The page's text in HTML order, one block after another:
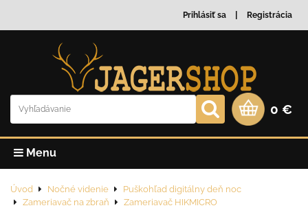
Prihlásiť sa Registrácia
0 €
Menu
Úvod Nočné videnie
Puškohľad digitálny deň noc
Zameriavač na zbraň
Zameriavač HIKMICRO